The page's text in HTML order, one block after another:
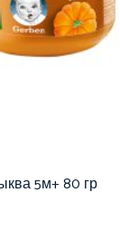
5м+ 80 гр